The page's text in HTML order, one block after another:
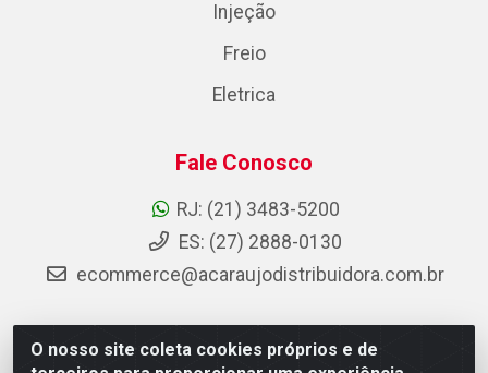
O nosso site coleta cookies próprios e de
Injeção
Freio
Eletrica
Fale Conosco
RJ: (21) 3483-5200
ES: (27) 2888-0130
ecommerce@acaraujodistribuidora.com.br
AC Araujo Distribuidora - Rua Carneiro de Campos, 42 - São